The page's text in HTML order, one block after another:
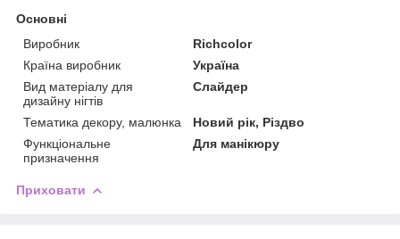
Основні
Виробник
Richcolor
Країна виробник
Україна
Вид матеріалу для
дизайну нігтів
Слайдер
Тематика декору, малюнка
Новий рік, Різдво
Функціональне
призначення
Для манікюру
Приховати